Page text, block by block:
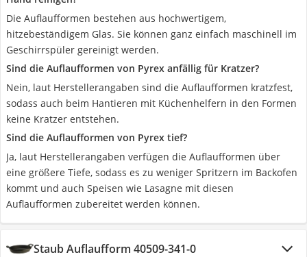
Die Auflaufformen bestehen aus hochwertigem,
hitzebeständigem Glas. Sie können ganz einfach maschinell im
Geschirrspüler gereinigt werden.
Sind die Auflaufformen von Pyrex anfällig für Kratzer?
Nein, laut Herstellerangaben sind die Auflaufformen kratzfest,
sodass auch beim Hantieren mit Küchenhelfern in den Formen
keine Kratzer entstehen.
Sind die Auflaufformen von Pyrex tief?
Ja, laut Herstellerangaben verfügen die Auflaufformen über
eine größere Tiefe, sodass es zu weniger Spritzern im Backofen
kommt und auch Speisen wie Lasagne mit diesen
Auflaufformen zubereitet werden können.
Staub Auflaufform 40509-341-0